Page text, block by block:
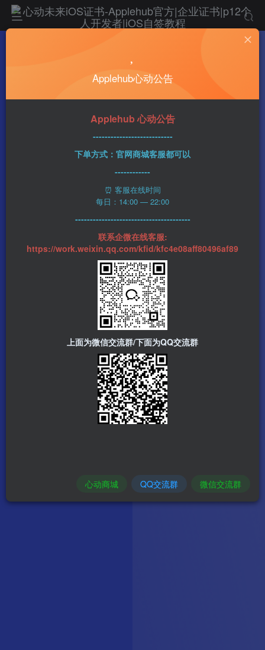
英特尔的至暗时刻
5104字 26分钟 2022-12-06 lukai 102
0
该作者已发布126篇文章
Applehub心动公告
Applehub 心动公告
---------------------------
下单方式：官网商城客服都可以
------------
⏰ 客服在线时间
每日：14:00 — 22:00
---------------------------------------
联系企微在线客服:
https://work.weixin.qq.com/kfid/kfc4e08aff80496af89
上面为微信交流群/下面为QQ交流群
心动商城 QQ交流群 微信交流群